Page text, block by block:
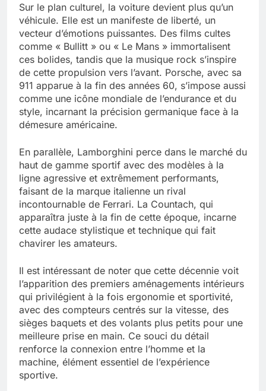
Sur le plan culturel, la voiture devient plus qu’un
véhicule. Elle est un manifeste de liberté, un
vecteur d’émotions puissantes. Des films cultes
comme « Bullitt » ou « Le Mans » immortalisent
ces bolides, tandis que la musique rock s’inspire
de cette propulsion vers l’avant. Porsche, avec sa
911 apparue à la fin des années 60, s’impose aussi
comme une icône mondiale de l’endurance et du
style, incarnant la précision germanique face à la
démesure américaine.
En parallèle, Lamborghini perce dans le marché du
haut de gamme sportif avec des modèles à la
ligne agressive et extrêmement performants,
faisant de la marque italienne un rival
incontournable de Ferrari. La Countach, qui
apparaîtra juste à la fin de cette époque, incarne
cette audace stylistique et technique qui fait
chavirer les amateurs.
Il est intéressant de noter que cette décennie voit
l’apparition des premiers aménagements intérieurs
qui privilégient à la fois ergonomie et sportivité,
avec des compteurs centrés sur la vitesse, des
sièges baquets et des volants plus petits pour une
meilleure prise en main. Ce souci du détail
renforce la connexion entre l’homme et la
machine, élément essentiel de l’expérience
sportive.